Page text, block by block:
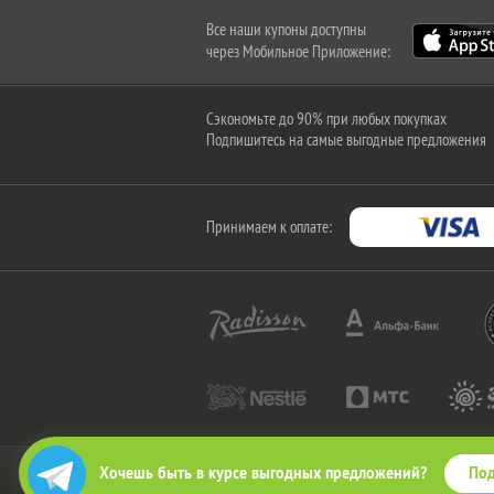
Хочешь быть в курсе выгодных предложений?
Все наши купоны доступны
через Мобильное Приложение:
Сэкономьте до 90% при любых покупках
Подпишитесь на самые выгодные предложения
Принимаем к оплате:
2010-2026 © КупиКупон. Все права защищены.